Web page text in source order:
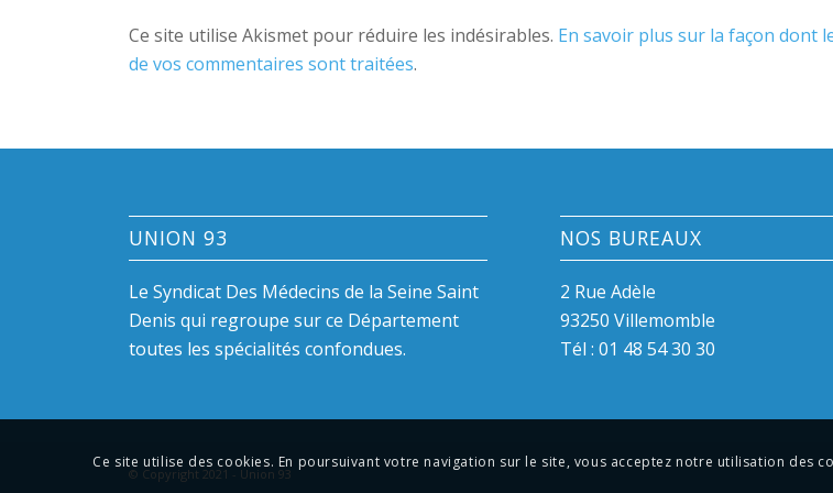
Ce site utilise Akismet pour réduire les indésirables. En savoir plus sur la façon dont
de vos commentaires sont traitées.
UNION 93
Le Syndicat Des Médecins de la Seine Saint
Denis qui regroupe sur ce Département
toutes les spécialités confondues.
NOS BUREAUX
2 Rue Adèle
93250 Villemomble
Tél :01 48 54 30 30
© Copyright 2021 - Union 93
Ce site utilise des cookies. En poursuivant votre navigation sur le site, vous acceptez notre utilisation des